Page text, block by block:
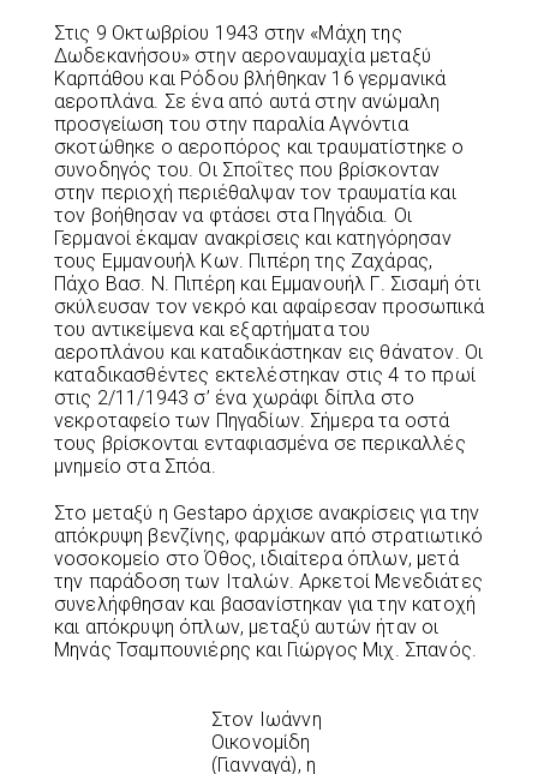
Στις 9 Οκτωβρίου 1943 στην «Μάχη της
Δωδεκανήσου» στην αεροναυμαχία μεταξύ
Καρπάθου και Ρόδου βλήθηκαν 16 γερμανικά
αεροπλάνα. Σε ένα από αυτά στην ανώμαλη
προσγείωση του στην παραλία Αγνόντια
σκοτώθηκε ο αεροπόρος και τραυματίστηκε ο
συνοδηγός του. Οι Σποΐτες που βρίσκονταν
στην περιοχή περιέθαλψαν τον τραυματία και
τον βοήθησαν να φτάσει στα Πηγάδια. Οι
Γερμανοί έκαμαν ανακρίσεις και κατηγόρησαν
τους Εμμανουήλ Κων. Πιπέρη της Ζαχάρας,
Πάχο Βασ. Ν. Πιπέρη και Εμμανουήλ Γ. Σισαμή ότι
σκύλευσαν τον νεκρό και αφαίρεσαν προσωπικά
του αντικείμενα και εξαρτήματα του
αεροπλάνου και καταδικάστηκαν εις θάνατον. Οι
καταδικασθέντες εκτελέστηκαν στις 4 το πρωί
στις 2/11/1943 σ’ ένα χωράφι δίπλα στο
νεκροταφείο των Πηγαδίων. Σήμερα τα οστά
τους βρίσκονται ενταφιασμένα σε περικαλλές
μνημείο στα Σπόα.
Στο μεταξύ η Gestapo άρχισε ανακρίσεις για την
απόκρυψη βενζίνης, φαρμάκων από στρατιωτικό
νοσοκομείο στο Όθος, ιδιαίτερα όπλων, μετά
την παράδοση των Ιταλών. Αρκετοί Μενεδιάτες
συνελήφθησαν και βασανίστηκαν για την κατοχή
και απόκρυψη όπλων, μεταξύ αυτών ήταν οι
Μηνάς Τσαμπουνιέρης και Γιώργος Μιχ. Σπανός.
Στον Ιωάννη
Οικονομίδη
(Γιανναγά), η